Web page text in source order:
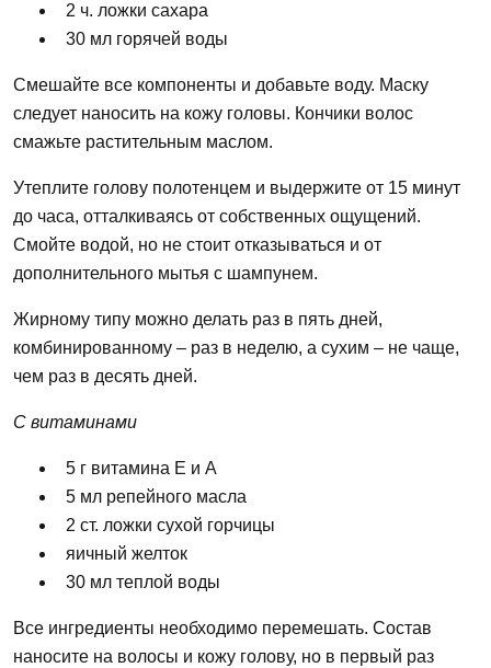
2 ч. ложки сахара
30 мл горячей воды
Смешайте все компоненты и добавьте воду. Маску
следует наносить на кожу головы. Кончики волос
смажьте растительным маслом.
Утеплите голову полотенцем и выдержите от 15 минут
до часа, отталкиваясь от собственных ощущений.
Смойте водой, но не стоит отказываться и от
дополнительного мытья с шампунем.
Жирному типу можно делать раз в пять дней,
комбинированному – раз в неделю, а сухим – не чаще,
чем раз в десять дней.
С витаминами
5 г витамина Е и А
5 мл репейного масла
2 ст. ложки сухой горчицы
яичный желток
30 мл теплой воды
Все ингредиенты необходимо перемешать. Состав
наносите на волосы и кожу голову, но в первый раз